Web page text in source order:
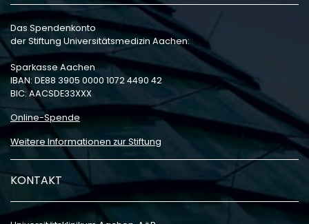
Das Spendenkonto
der Stiftung Universitätsmedizin Aachen:
Sparkasse Aachen
IBAN: DE88 3905 0000 1072 4490 42
BIC: AACSDE33XXX
Online-Spende
Weitere Informationen zur Stiftung
KONTAKT